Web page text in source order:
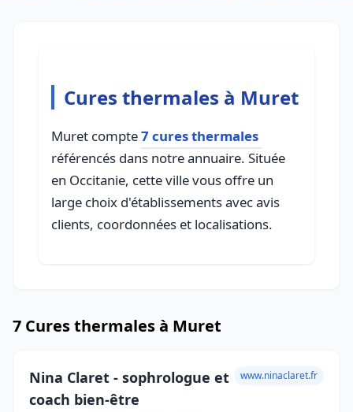
Cures thermales à Muret
Muret compte7 cures thermales
référencés dans notre annuaire. Située
en Occitanie, cette ville vous offre un
large choix d'établissements avec avis
clients, coordonnées et localisations.
7 Cures thermales à Muret
Nina Claret - sophrologue et
coach bien-être
www.ninaclaret.fr